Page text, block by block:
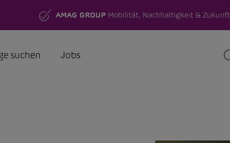
AMAG GROUP Mobilität, Nachhaltigkeit & Zukunft
suchen Jobs